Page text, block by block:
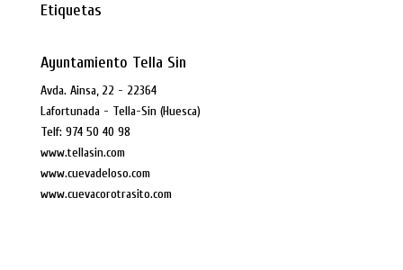
Etiquetas
Ayuntamiento Tella Sin
Avda. Ainsa, 22 - 22364
Lafortunada - Tella-Sin (Huesca)
Telf: 974 50 40 98
www.tellasin.com
www.cuevadeloso.com
www.cuevacorotrasito.com